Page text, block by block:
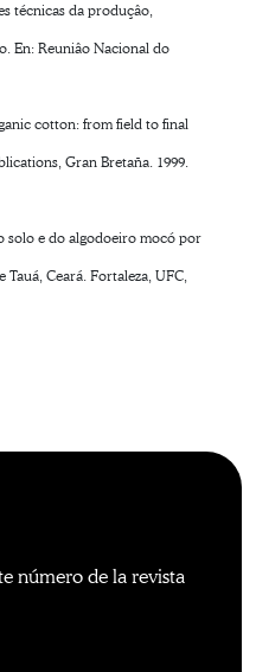
técnicas da produçâo,
En: Reuniâo Nacional do
cotton: from field to final
Gran Bretaña. 1999.
solo e do algodoeiro mocó por
Ceará. Fortaleza, UFC,
número de la revista